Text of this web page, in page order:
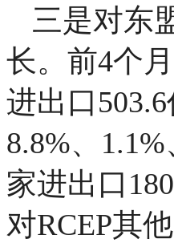
三是对东
长。前4个
进出口
8.8%、
家进出口
对RCEP其